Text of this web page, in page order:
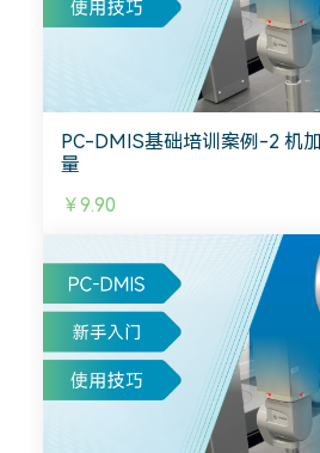
PC-DMIS基础培训案例-2 机
量
￥9.90